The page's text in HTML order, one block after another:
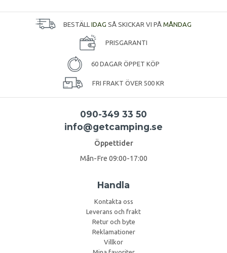
BESTÄLL IDAG SÅ SKICKAR VI PÅ MÅNDAG
PRISGARANTI
60 DAGAR ÖPPET KÖP
FRI FRAKT ÖVER 500 KR
090-349 33 50
info@getcamping.se
Öppettider
Mån-Fre 09:00-17:00
Handla
Kontakta oss
Leverans och frakt
Retur och byte
Reklamationer
Villkor